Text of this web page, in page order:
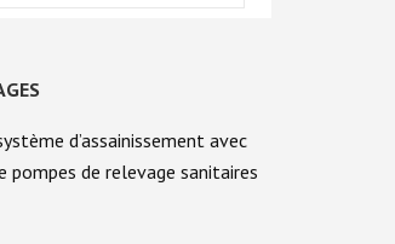
d’assainissement avec
pompes de relevage sanitaires